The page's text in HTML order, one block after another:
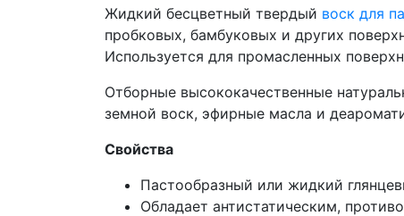
Жидкий бесцветный твердый воск для
пробковых, бамбуковых и других
Используется для промасленных
Отборные высококачественные
земной воск, эфирные масла и
Свойства
Пастообразный или жидкий
Обладает антистатическим,